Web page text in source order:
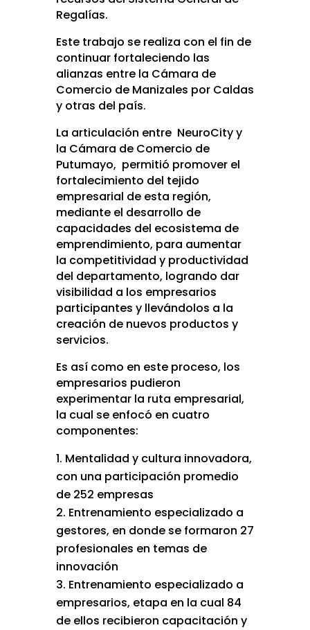
Regalías.
Este trabajo se realiza con el fin de
continuar fortaleciendo las
alianzas entre la Cámara de
Comercio de Manizales por Caldas
y otras del país.
La articulación entre NeuroCity y
la Cámara de Comercio de
Putumayo, permitió promover el
fortalecimiento del tejido
empresarial de esta región,
mediante el desarrollo de
capacidades del ecosistema de
emprendimiento, para aumentar
la competitividad y productividad
del departamento, logrando dar
visibilidad a los empresarios
participantes y llevándolos a la
creación de nuevos productos y
servicios.
Es así como en este proceso, los
empresarios pudieron
experimentar la ruta empresarial,
la cual se enfocó en cuatro
componentes:
Mentalidad y cultura innovadora,
con una participación promedio
de 252 empresas
Entrenamiento especializado a
gestores, en donde se formaron 27
profesionales en temas de
innovación
Entrenamiento especializado a
empresarios, etapa en la cual 84
de ellos recibieron capacitación y